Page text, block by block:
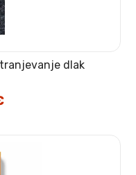
dlak
Trenutna
cena